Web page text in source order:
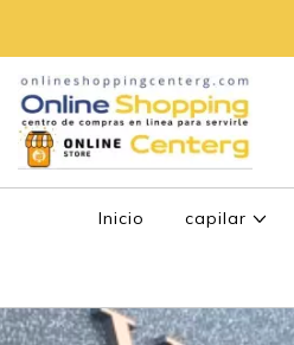
Inicio capilar